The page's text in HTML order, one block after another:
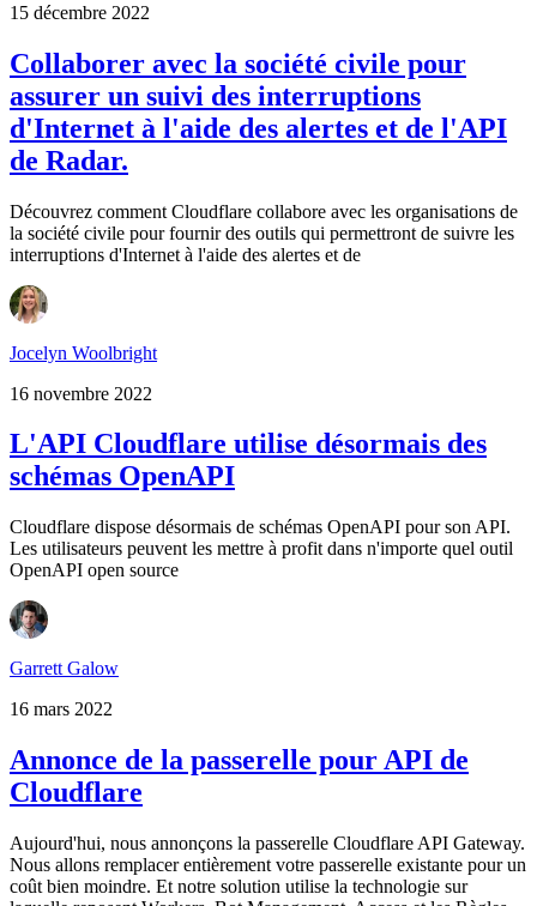
15 décembre 2022
Collaborer avec la société civile pour
assurer un suivi des interruptions
d'Internet à l'aide des alertes et de l'API
de Radar.
Découvrez comment Cloudflare collabore avec les organisations de
la société civile pour fournir des outils qui permettront de suivre les
interruptions d'Internet à l'aide des alertes et de
Jocelyn Woolbright
16 novembre 2022
L'API Cloudflare utilise désormais des
schémas OpenAPI
Cloudflare dispose désormais de schémas OpenAPI pour son API.
Les utilisateurs peuvent les mettre à profit dans n'importe quel outil
OpenAPI open source
Garrett Galow
16 mars 2022
Annonce de la passerelle pour API de
Cloudflare
Aujourd'hui, nous annonçons la passerelle Cloudflare API Gateway.
Nous allons remplacer entièrement votre passerelle existante pour un
coût bien moindre. Et notre solution utilise la technologie sur